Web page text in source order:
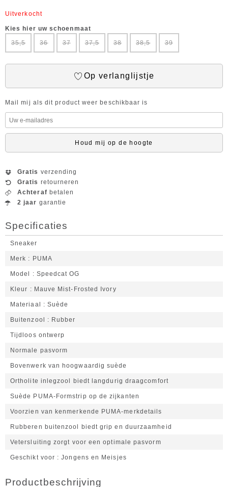
Uitverkocht
Kies hier uw schoenmaat
35,5
36 37 37,5 38 38,5 39
Op verlanglijstje
Mail mij als dit product weer beschikbaar is
Houd mij op de hoogte
Gratis verzending
Gratis retourneren
Achteraf betalen
2 jaar garantie
Specificaties
Sneaker
Merk PUMA
Model Speedcat OG
Kleur Mauve Mist-Frosted Ivory
Materiaal Suède
Buitenzool Rubber
Tijdloos ontwerp
Normale pasvorm
Bovenwerk van hoogwaardig suède
Ortholite inlegzool biedt langdurig draagcomfort
Suède PUMA-Formstrip op de zijkanten
Voorzien van kenmerkende PUMA-merkdetails
Rubberen buitenzool biedt grip en duurzaamheid
Vetersluiting zorgt voor een optimale pasvorm
Geschikt voor Jongens en Meisjes
Productbeschrijving